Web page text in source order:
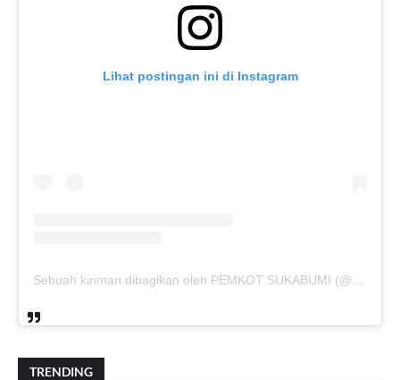
Lihat postingan ini di Instagram
Sebuah kiriman dibagikan oleh PEMKOT SUKABUMI (@pemkotsukabumi_)
TRENDING